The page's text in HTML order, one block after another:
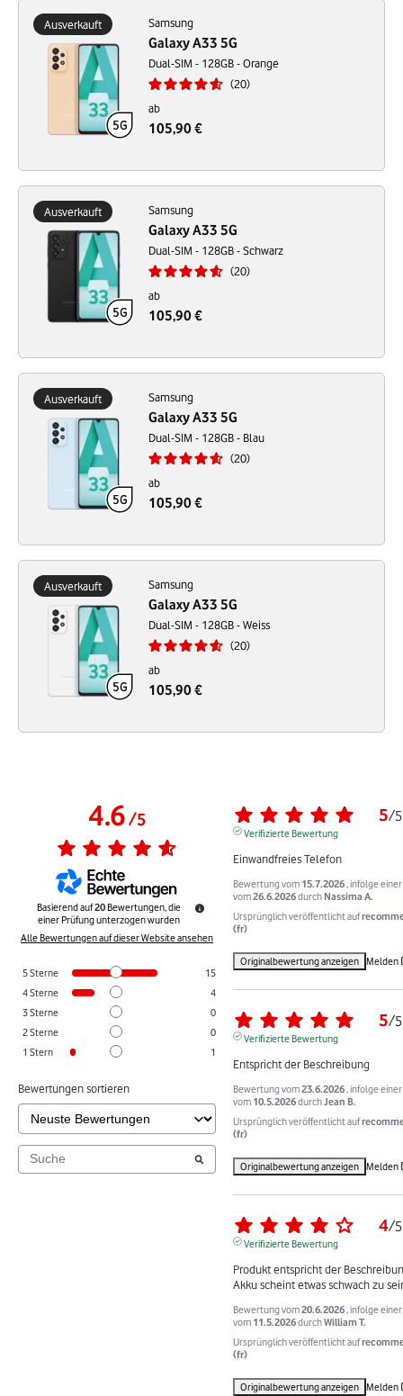
Ausverkauft Samsung
Galaxy A33 5G
Dual-SIM - 128GB - Orange
20
ab
105,90 €
Ausverkauft Samsung
Galaxy A33 5G
Dual-SIM - 128GB - Schwarz
20
ab
105,90 €
Ausverkauft Samsung
Galaxy A33 5G
Dual-SIM - 128GB - Blau
20
ab
105,90 €
Ausverkauft Samsung
Galaxy A33 5G
Dual-SIM - 128GB - Weiss
20
ab
105,90 €
4.6/5
Basierend auf20 Bewertungen, die
einer Prüfung unterzogen wurden
Alle Bewertungen auf dieser Website ansehen
5Sterne
15
4Sterne
4
3Sterne
0
2Sterne
0
1 Stern 1
Bewertungen sortieren
5/5
Verifizierte Bewertung
Einwandfreies Telefon
Bewertung vom 15.7.2026 , infolge
vom26.6.2026durch Nassima A.
Ursprünglich veröffentlicht auf
(fr)
Originalbewertung anzeigen Melden
5/5
Verifizierte Bewertung
Entspricht der Beschreibung
Bewertung vom23.6.2026 , infolge
vom 10.5.2026durchJean B.
Ursprünglich veröffentlicht auf
(fr)
Originalbewertung anzeigen Melden
4/5
Verifizierte Bewertung
Produkt entspricht der
Akku scheint etwas schwach zu
Bewertung vom20.6.2026 , infolge
vom 11.5.2026durchWilliam T.
Ursprünglich veröffentlicht auf
(fr)
Originalbewertung anzeigen Melden